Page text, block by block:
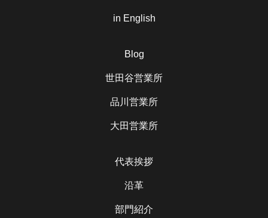
in English
Blog
世田谷営業所
品川営業所
大田営業所
代表挨拶
沿革
部門紹介